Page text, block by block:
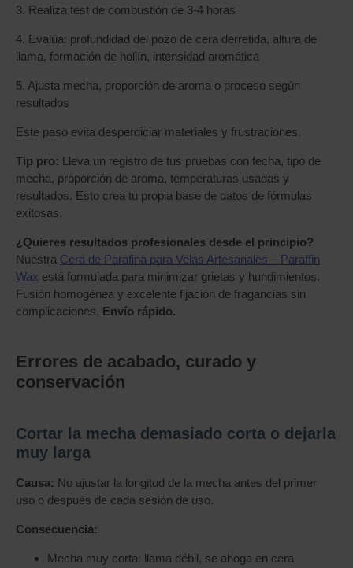
3. Realiza test de combustión de 3-4 horas
4. Evalúa: profundidad del pozo de cera derretida, altura de
llama, formación de hollín, intensidad aromática
5. Ajusta mecha, proporción de aroma o proceso según
resultados
Este paso evita desperdiciar materiales y frustraciones.
Tip pro: Lleva un registro de tus pruebas con fecha, tipo de
mecha, proporción de aroma, temperaturas usadas y
resultados. Esto crea tu propia base de datos de fórmulas
exitosas.
¿Quieres resultados profesionales desde el principio?
Nuestra Cera de Parafina para Velas Artesanales – Paraffin
Wax está formulada para minimizar grietas y hundimientos.
Fusión homogénea y excelente fijación de fragancias sin
complicaciones. Envío rápido.
Errores de acabado, curado y
conservación
Cortar la mecha demasiado corta o dejarla
muy larga
Causa: No ajustar la longitud de la mecha antes del primer
uso o después de cada sesión de uso.
Consecuencia:
Mecha muy corta: llama débil, se ahoga en cera